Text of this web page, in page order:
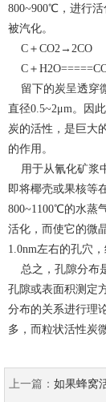
800~900℃，进行
被汽化。
C＋CO2→2CO
C＋
留下的炭呈透穿
直径0.5~2μm。因
炭的活性，是巨大
的作用。
用于从氰化矿浆
即将椰壳或果核等
800~1100℃的水蒸
活化，而使它的微
1.0nm左右的孔穴
总之，孔隙分布
孔隙或表面积测定
分布的关系进行理
多，而粒状活性炭
上一篇： 如果蜂窝